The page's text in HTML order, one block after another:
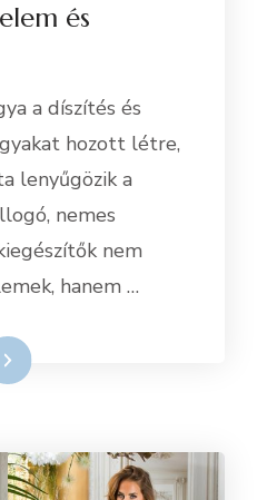
és
a díszítés és
hozott létre,
lenyűgözik a
nemes
nem
hanem …